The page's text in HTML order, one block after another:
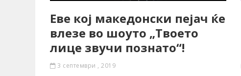
Еве кој македонски пејач ќе
влезе во шоуто „Твоето
лице звучи познато“!
3 септември , 2019